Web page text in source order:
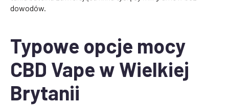
dowodów.
Typowe opcje mocy
CBD Vape w Wielkiej
Brytanii